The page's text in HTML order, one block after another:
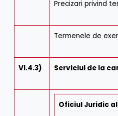
Precizari privind
Termenele de
VI.4.3) Serviciul de la
Oficiul Juridic